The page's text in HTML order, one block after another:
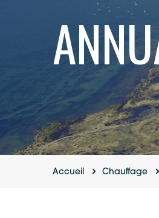
Accueil Chauffage